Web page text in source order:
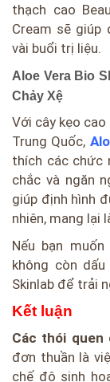
thạch cao
Cream sẽ
vài buổi trị liệu.
Aloe Vera Bio
Chảy Xệ
Với cây kẹo
Trung Quốc,
thích các chức
chắc và ngăn
giúp định hình
nhiên, mang lại
Nếu bạn
không còn
Skinlab để trải
Kết luận
Các thói quen
đơn thuần là
chế độ sinh